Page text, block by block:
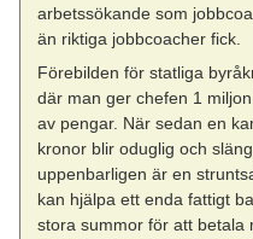
arbetssökande som
än riktiga jobbcoacher fick.
Förebilden för statliga
där man ger chefen 1
av pengar. När sedan en
kronor blir oduglig och
uppenbarligen är en
kan hjälpa ett enda fattigt
stora summor för att betala